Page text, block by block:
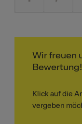
Wir freuen
Bewertung!
Klick auf die
vergeben